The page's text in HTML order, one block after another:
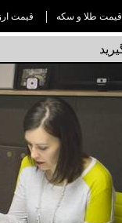
قیمت طلا و سکه قیمت